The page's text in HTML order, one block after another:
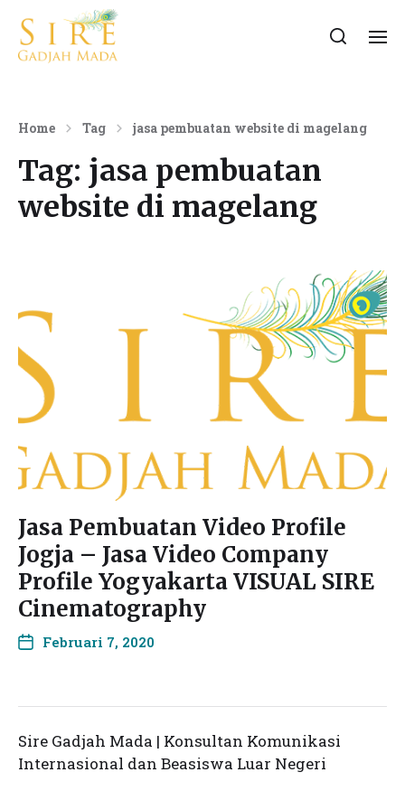
Home Tag jasa pembuatan website di magelang
Tag: jasa pembuatan
website di magelang
Jasa Pembuatan Video Profile
Jogja – Jasa Video Company
Profile Yogyakarta VISUAL SIRE
Cinematography
Februari 7, 2020
Sire Gadjah Mada | Konsultan Komunikasi
Internasional dan Beasiswa Luar Negeri